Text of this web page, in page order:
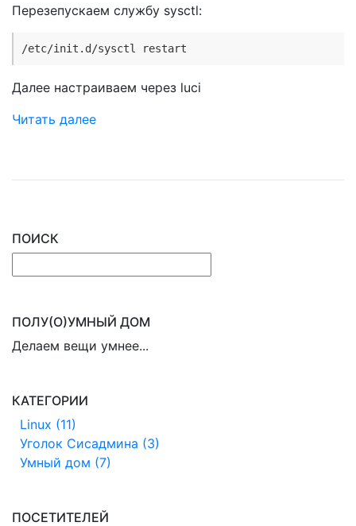
Перезепускаем службу sysctl:
/etc/init.d/sysctl restart
Далее настраиваем через luci
Читать далее
ПОИСК
ПОЛУ(О)УМНЫЙ ДОМ
Делаем вещи умнее...
КАТЕГОРИИ
Linux (11)
Уголок Сисадмина (3)
Умный дом (7)
ПОСЕТИТЕЛЕЙ